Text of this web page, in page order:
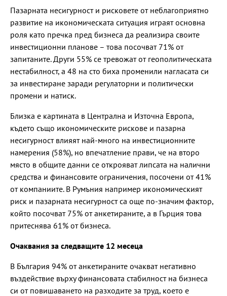
Пазарната несигурност и рисковете от неблагоприятно
развитие на икономическата ситуация играят основна
роля като пречка пред бизнеса да реализира своите
инвестиционни планове – това посочват 71% от
запитаните. Други 55% се тревожат от геополитическата
нестабилност, а 48 на сто биха променили нагласата си
за инвестиране заради регулаторни и политически
промени и натиск.
Близка е картината в Централна и Източна Европа,
където също икономическите рискове и пазарна
несигурност влияят най-много на инвестиционните
намерения (58%), но впечатление прави, че на второ
място в общите данни се открояват липсата на налични
средства и финансовите ограничения, посочени от 41%
от компаниите. В Румъния например икономическият
риск и пазарната несигурност са още по-значим фактор,
който посочват 75% от анкетираните, а в Гърция това
притеснява 61% от бизнеса.
Очаквания за следващите 12 месеца
В България 94% от анкетираните очакват негативно
въздействие върху финансовата стабилност на бизнеса
си от повишаването на разходите за труд, което е